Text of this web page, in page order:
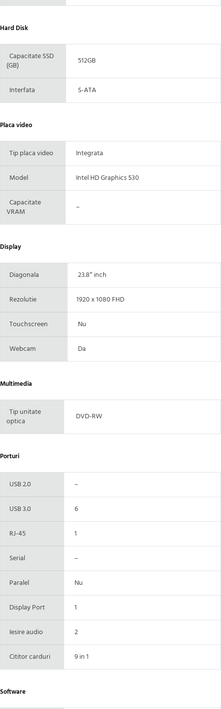
Hard Disk
Capacitate SSD
(GB)
512GB
Interfata S-ATA
Placa video
Tip placa video Integrata
Model Intel HD Graphics 530
Capacitate
VRAM
–
Display
Diagonala 23.8″ inch
Rezolutie 1920 x 1080 FHD
Touchscreen Nu
Webcam Da
Multimedia
Tip unitate
optica
DVD-RW
Porturi
USB 2.0 –
USB 3.0 6
RJ-45 1
Serial –
Paralel Nu
Display Port 1
Iesire audio 2
Cititor carduri 9 in 1
Software